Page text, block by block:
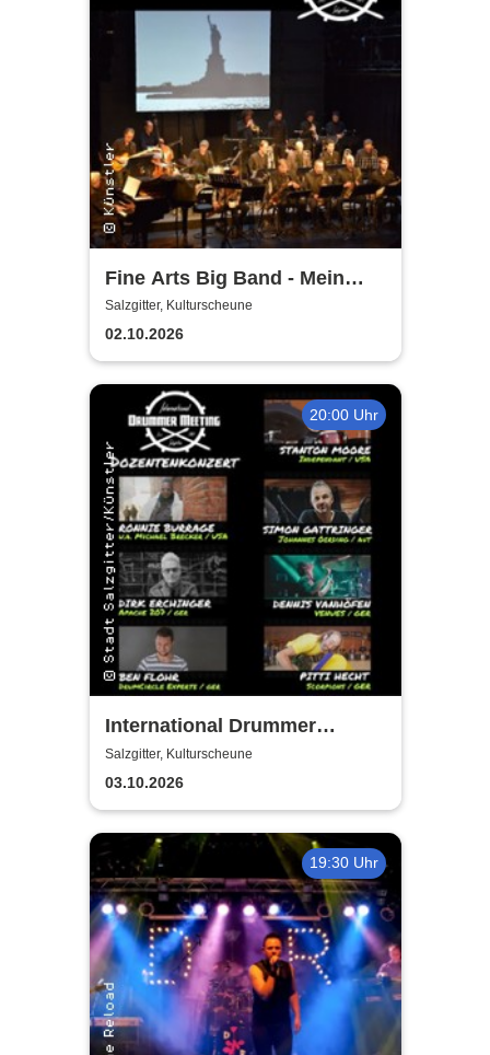
Fine Arts Big Band - Mein
amerikanischer Traum - True
Stories
Salzgitter, Kulturscheune
02.10.2026
20:00 Uhr
International Drummer
Meeting Konzert |
Kulturscheune
Salzgitter, Kulturscheune
03.10.2026
19:30 Uhr